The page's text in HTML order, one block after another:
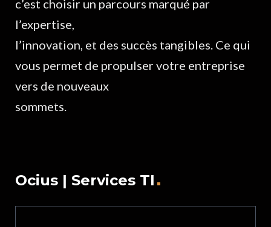
c’est choisir un parcours marqué par
l’expertise,
l’innovation, et des succès tangibles. Ce qui
vous permet de propulser votre entreprise
vers de nouveaux
sommets.
Ocius | Services TI